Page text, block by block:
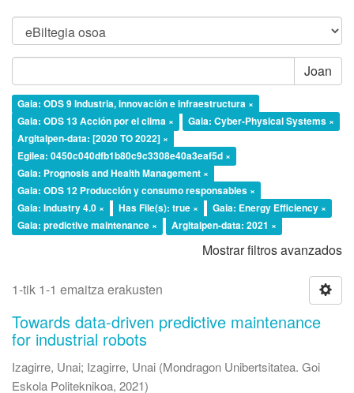
Joan
Gaia: ODS 9 Industria, innovación e infraestructura ×
Gaia: ODS 13 Acción por el clima ×
Gaia: Cyber-Physical Systems ×
Argitalpen-data: [2020 TO 2022] ×
Egilea: 0450c040dfb1b80c9c3308e40a3eaf5d ×
Gaia: Prognosis and Health Management ×
Gaia: ODS 12 Producción y consumo responsables ×
Gaia: Industry 4.0 ×
Has File(s): true ×
Gaia: Energy Efficiency ×
Gaia: predictive maintenance ×
Argitalpen-data: 2021 ×
Mostrar filtros avanzados
1-tik 1-1 emaitza erakusten
Towards data-driven predictive maintenance
for industrial robots
Izagirre, Unai; Izagirre, Unai (Mondragon Unibertsitatea. Goi
Eskola Politeknikoa, 2021)